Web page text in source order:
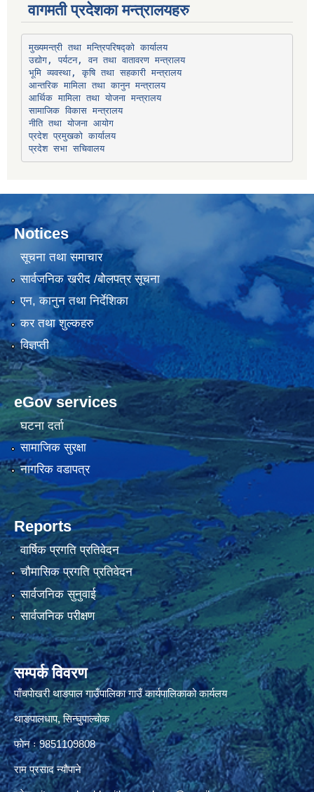
वागमती प्रदेशका मन्त्रालयहरु
मुख्यमन्त्री तथा मन्त्रिपरिषद्को कार्यालय
उद्योग, पर्यटन, वन तथा वातावरण मन्त्रालय
भूमि व्यवस्था, कृषि तथा सहकारी मन्त्रालय
आन्तरिक मामिला तथा कानुन मन्त्रालय
आर्थिक मामिला तथा योजना मन्त्रालय
सामाजिक विकास मन्त्रालय
नीति तथा योजना आयोग
प्रदेश प्रमुखको कार्यालय
प्रदेश सभा सचिवालय
Notices
सूचना तथा समाचार
सार्वजनिक खरीद /बोलपत्र सूचना
एन, कानुन तथा निर्देशिका
कर तथा शुल्कहरु
विज्ञप्ती
eGov services
घटना दर्ता
सामाजिक सुरक्षा
नागरिक वडापत्र
Reports
वार्षिक प्रगति प्रतिवेदन
चौमासिक प्रगति प्रतिवेदन
सार्वजनिक सुनुवाई
सार्वजनिक परीक्षण
सम्पर्क विवरण
पाँचपाेखरी थाङपाल गाउँपालिका गाउँ कार्यपालिकाको कार्यलय
थाङपालधाप, सिन्घुपाल्चाेक
फाेन ः 9851109808
राम प्रसाद न्याैपाने